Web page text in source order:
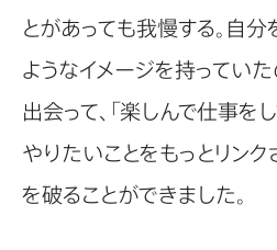
とがあっても我慢する。自分
ようなイメージを持ってい
出会って、「楽しんで仕事を
やりたいことをもっとリン
を破ることができました。